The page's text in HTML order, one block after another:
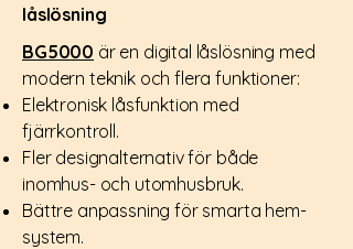
låslösning
BG5000 är en digital låslösning med
modern teknik och flera funktioner:
Elektronisk låsfunktion med
fjärrkontroll.
Fler designalternativ för både
inomhus- och utomhusbruk.
Bättre anpassning för smarta hem-
system.